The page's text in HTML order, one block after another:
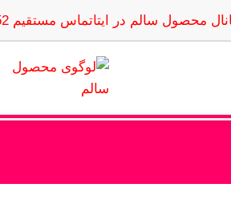
محصول سالم در ایتاتماس مستقیم 09180884852